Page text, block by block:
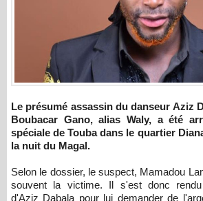
Le présumé assassin du danseur Aziz Dabala et de son ami
Boubacar Gano, alias Waly, a été
spéciale de Touba dans le quartier
la nuit du Magal.
Selon le dossier, le suspect, Mamadou
souvent la victime. Il s'est donc rendu
d'Aziz Dabala pour lui demander de